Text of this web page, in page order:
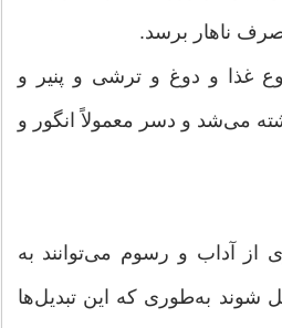
ناهار برسد.
غذا و دوغ و ترشى و پنیر و
مى‌شد و دسر معمولاً انگور و
از آداب و رسوم‌ می‌توانند به
شوند به‌طوری‌ که این تبدیل‌ها